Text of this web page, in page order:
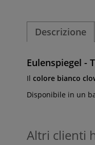
Descrizione
Eulenspiegel -
Il colore bianco
Disponibile in un
Altri clienti